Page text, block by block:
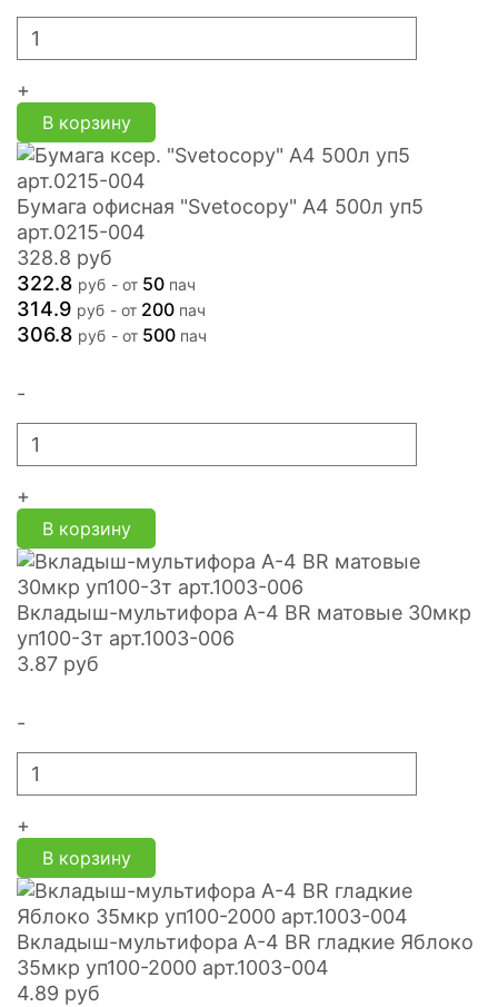
+
В корзину
Бумага офисная "Svetocopy" А4 500л уп5
арт.0215-004
328.8 руб
322.8 руб - от 50 пач
314.9 руб - от 200 пач
306.8 руб - от 500 пач
-
+
В корзину
Вкладыш-мультифора A-4 BR матовые 30мкр
уп100-3т арт.1003-006
3.87 руб
-
+
В корзину
Вкладыш-мультифора A-4 BR гладкие Яблоко
35мкр уп100-2000 арт.1003-004
4.89 руб